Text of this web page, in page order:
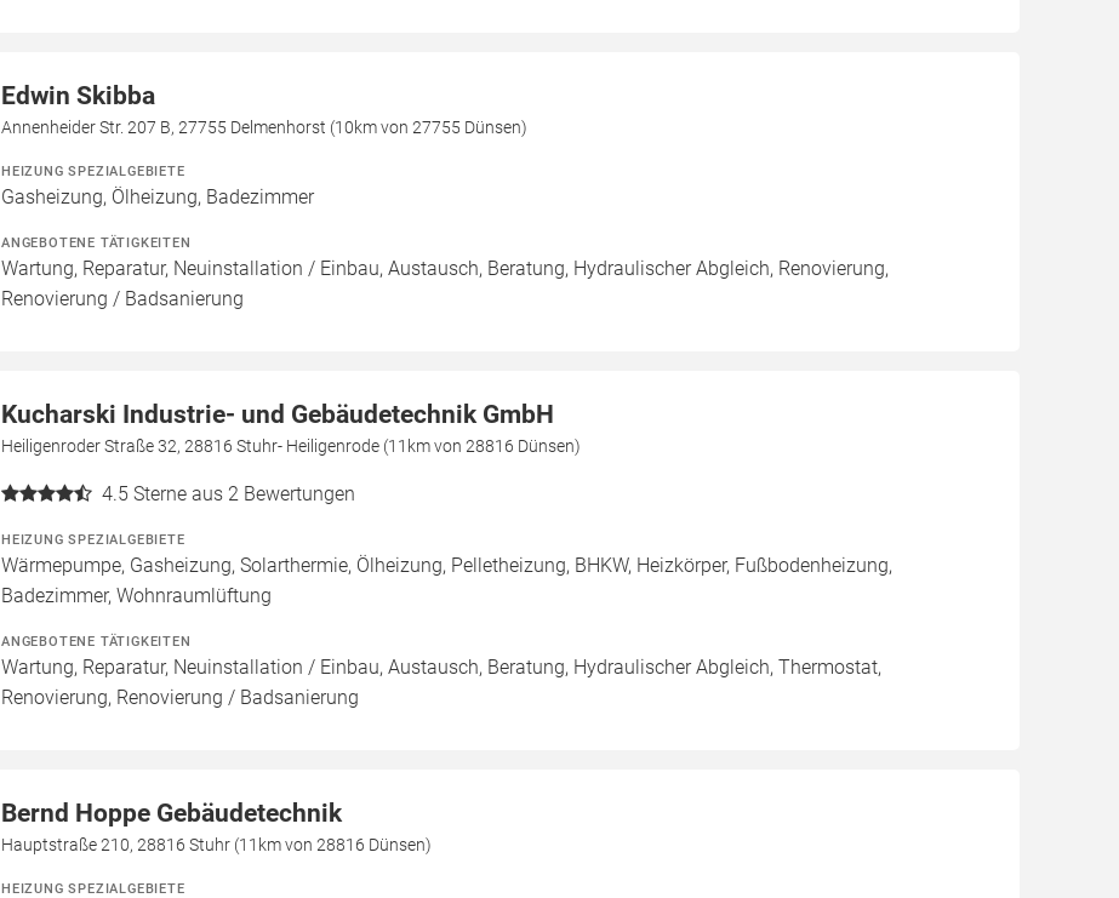
Edwin Skibba
Annenheider Str. 207 B, 27755 Delmenhorst (10km von 27755 Dünsen)
HEIZUNG SPEZIALGEBIETE
Gasheizung, Ölheizung, Badezimmer
ANGEBOTENE TÄTIGKEITEN
Wartung, Reparatur, Neuinstallation / Einbau, Austausch, Beratung, Hydraulischer Abgleich, Renovierung,
Renovierung / Badsanierung
Kucharski Industrie- und Gebäudetechnik GmbH
Heiligenroder Straße 32, 28816 Stuhr- Heiligenrode (11km von 28816 Dünsen)
4.5 Sterne aus 2 Bewertungen
HEIZUNG SPEZIALGEBIETE
Wärmepumpe, Gasheizung, Solarthermie, Ölheizung, Pelletheizung, BHKW, Heizkörper, Fußbodenheizung,
Badezimmer, Wohnraumlüftung
ANGEBOTENE TÄTIGKEITEN
Wartung, Reparatur, Neuinstallation / Einbau, Austausch, Beratung, Hydraulischer Abgleich, Thermostat,
Renovierung, Renovierung / Badsanierung
Bernd Hoppe Gebäudetechnik
Hauptstraße 210, 28816 Stuhr (11km von 28816 Dünsen)
HEIZUNG SPEZIALGEBIETE